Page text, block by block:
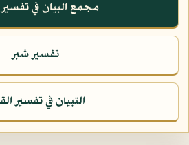
مجمع البيان في تفسير
تفسير شبر
التبيان في تفسير